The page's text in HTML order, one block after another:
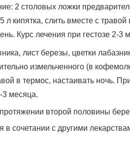
2 столовых ложки
л кипятка, слить вместе с
Курс лечения при гестозе 2-3
лист березы, цветки
измельченного (в
в термос, настаивать ночь.
3 месяца.
второй половины
сочетании с другими